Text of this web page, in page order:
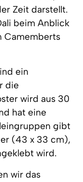
Zeit darstellt.
beim Anblick
Camemberts
ein
die
wird aus 30
hat eine
gibt
(43 x 33 cm),
wird.
wir das